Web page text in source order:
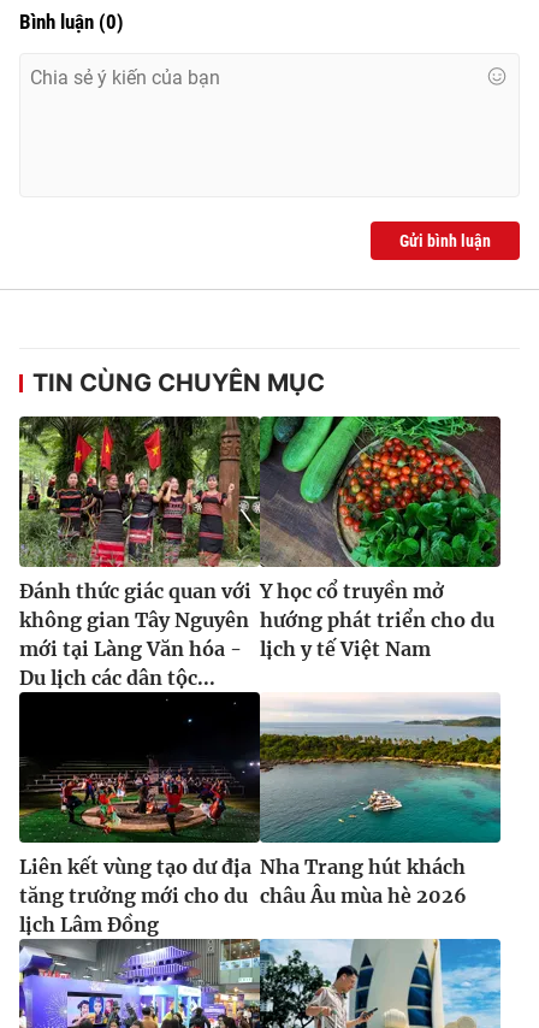
Bình luận (0)
Gửi bình luận
TIN CÙNG CHUYÊN MỤC
Đánh thức giác quan với
không gian Tây Nguyên
mới tại Làng Văn hóa -
Du lịch các dân tộc...
Y học cổ truyền mở
hướng phát triển cho du
lịch y tế Việt Nam
Liên kết vùng tạo dư địa
tăng trưởng mới cho du
lịch Lâm Đồng
Nha Trang hút khách
châu Âu mùa hè 2026